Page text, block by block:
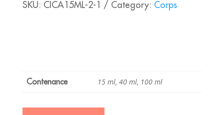
SKU: CICA15ML-2-1 Category: Corps
Contenance 15 ml, 40 ml, 100 ml